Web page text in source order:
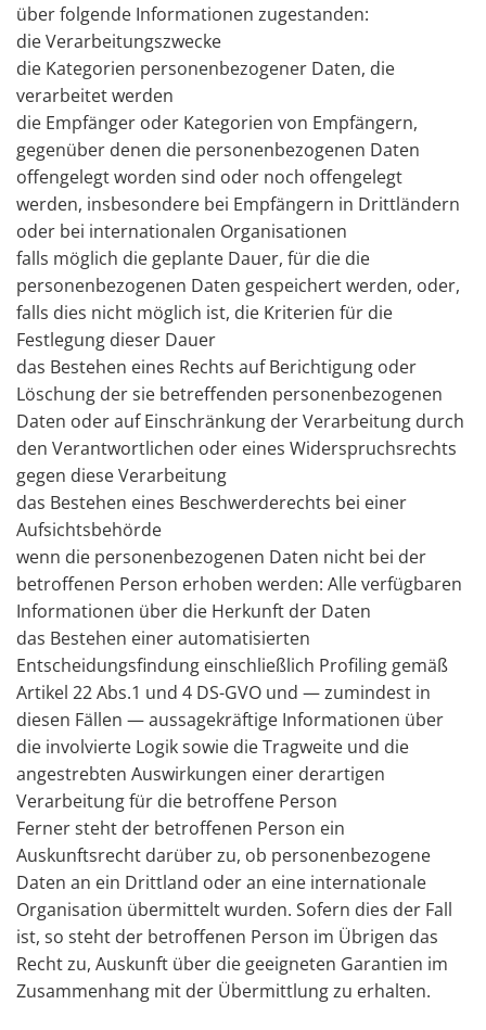
über folgende Informationen zugestanden:
die Verarbeitungszwecke
die Kategorien personenbezogener Daten, die
verarbeitet werden
die Empfänger oder Kategorien von Empfängern,
gegenüber denen die personenbezogenen Daten
offengelegt worden sind oder noch offengelegt
werden, insbesondere bei Empfängern in Drittländern
oder bei internationalen Organisationen
falls möglich die geplante Dauer, für die die
personenbezogenen Daten gespeichert werden, oder,
falls dies nicht möglich ist, die Kriterien für die
Festlegung dieser Dauer
das Bestehen eines Rechts auf Berichtigung oder
Löschung der sie betreffenden personenbezogenen
Daten oder auf Einschränkung der Verarbeitung durch
den Verantwortlichen oder eines Widerspruchsrechts
gegen diese Verarbeitung
das Bestehen eines Beschwerderechts bei einer
Aufsichtsbehörde
wenn die personenbezogenen Daten nicht bei der
betroffenen Person erhoben werden: Alle verfügbaren
Informationen über die Herkunft der Daten
das Bestehen einer automatisierten
Entscheidungsfindung einschließlich Profiling gemäß
Artikel 22 Abs.1 und 4 DS-GVO und — zumindest in
diesen Fällen — aussagekräftige Informationen über
die involvierte Logik sowie die Tragweite und die
angestrebten Auswirkungen einer derartigen
Verarbeitung für die betroffene Person
Ferner steht der betroffenen Person ein
Auskunftsrecht darüber zu, ob personenbezogene
Daten an ein Drittland oder an eine internationale
Organisation übermittelt wurden. Sofern dies der Fall
ist, so steht der betroffenen Person im Übrigen das
Recht zu, Auskunft über die geeigneten Garantien im
Zusammenhang mit der Übermittlung zu erhalten.